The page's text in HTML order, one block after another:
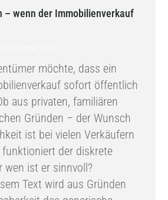
– wenn der Immobilienverkauf
möchte, dass ein
sofort öffentlich
aus privaten, familiären
Gründen – der Wunsch
ist bei vielen Verkäufern
der diskrete
wen ist er sinnvoll?
Text wird aus Gründen